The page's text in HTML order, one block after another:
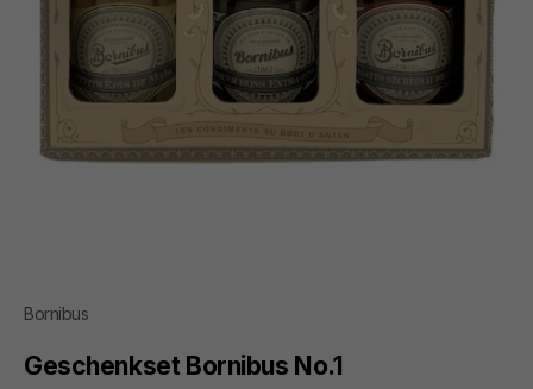
Bornibus
Geschenkset Bornibus No.1